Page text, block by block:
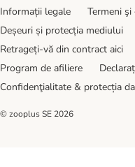
Informații legale
Termeni
Deșeuri și protecția mediului
Retrageți-vă din contract aici
Program de afiliere
Confidenţialitate & protecția
© zooplus SE 2026